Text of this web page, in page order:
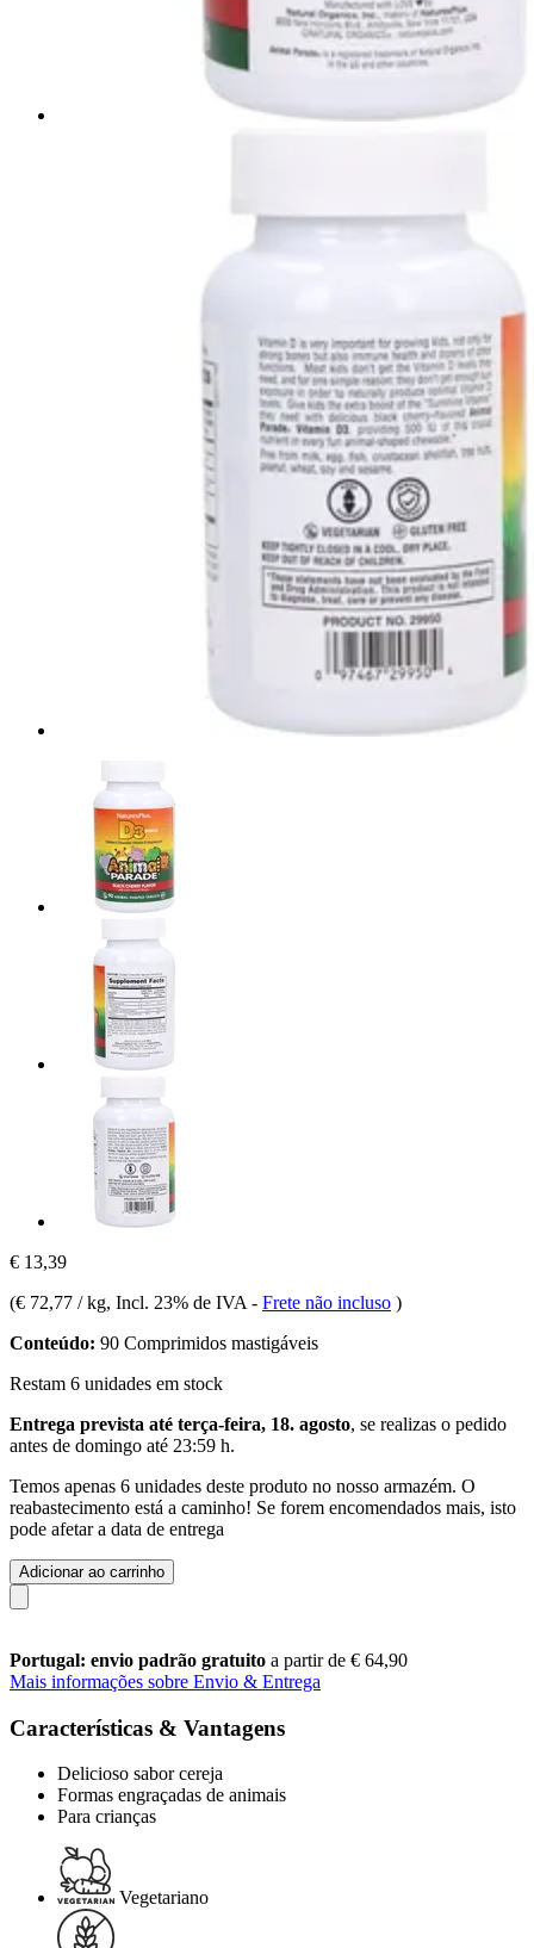
€ 13,39
(€ 72,77 / kg, Incl. 23% de IVA - Frete não incluso )
Conteúdo: 90 Comprimidos mastigáveis
Restam 6 unidades em stock
Entrega prevista até terça-feira, 18. agosto, se realizas o pedido
antes de domingo até 23:59 h.
Temos apenas 6 unidades deste produto no nosso armazém. O
reabastecimento está a caminho! Se forem encomendados mais, isto
pode afetar a data de entrega
Adicionar ao carrinho
Portugal: envio padrão gratuito a partir de € 64,90
Mais informações sobre Envio & Entrega
Características & Vantagens
Delicioso sabor cereja
Formas engraçadas de animais
Para crianças
Vegetariano